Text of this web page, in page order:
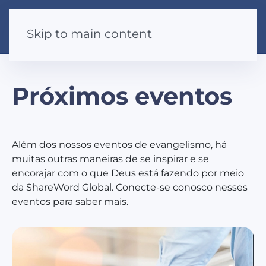
Skip to main content
Próximos eventos
Além dos nossos eventos de evangelismo, há
muitas outras maneiras de se inspirar e se
encorajar com o que Deus está fazendo por meio
da ShareWord Global. Conecte-se conosco nesses
eventos para saber mais.